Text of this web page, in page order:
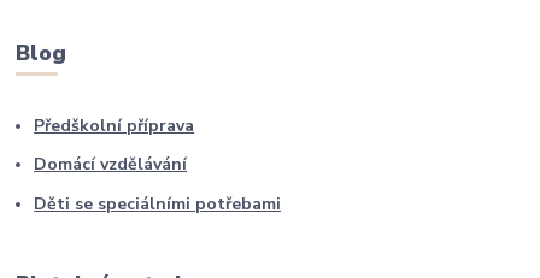
Blog
Předškolní příprava
Domácí vzdělávání
Děti se speciálními potřebami